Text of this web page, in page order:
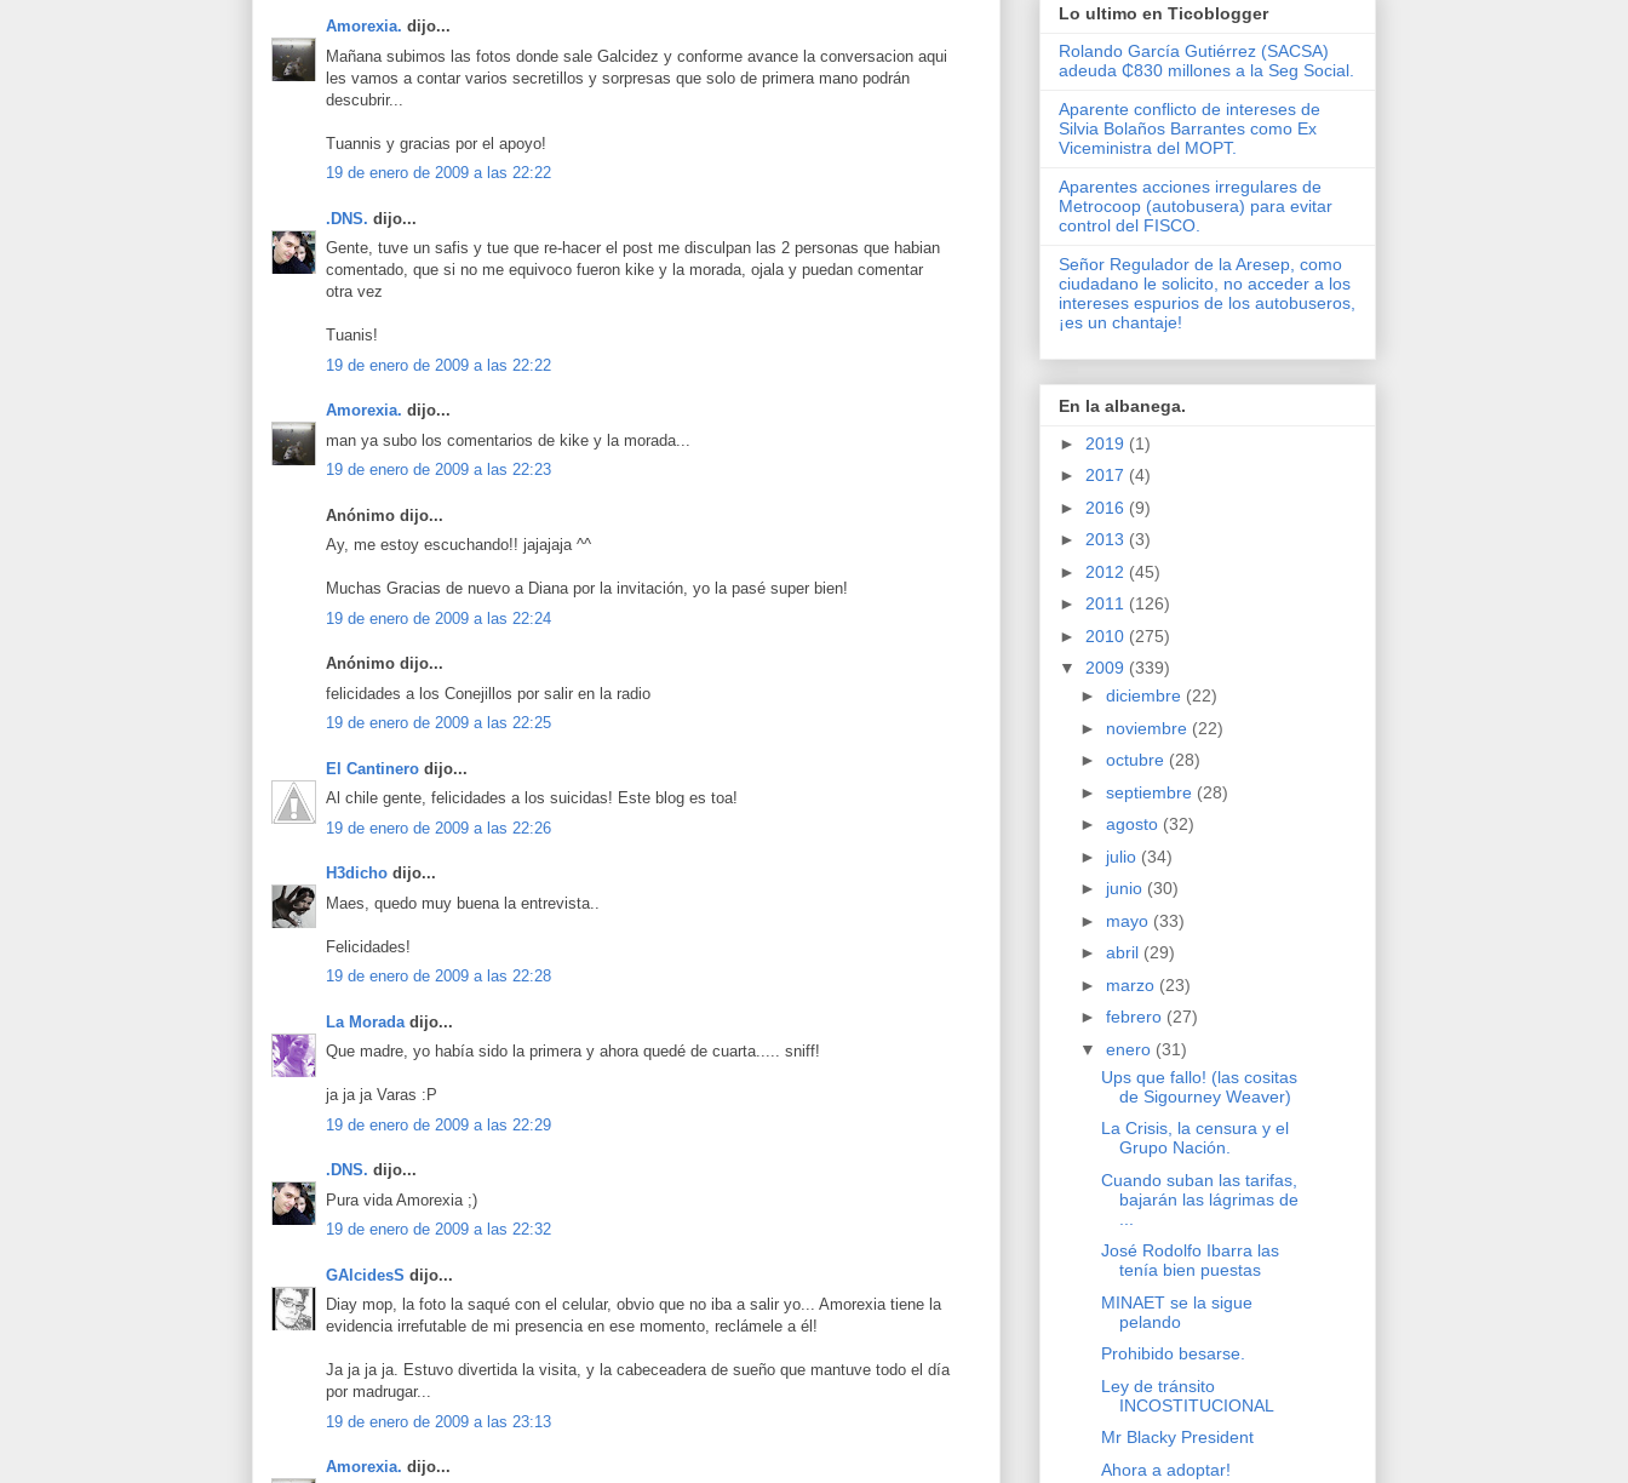
Amorexia. dijo...
Mañana subimos las fotos donde sale Galcidez y conforme avance la conversacion aqui
les vamos a contar varios secretillos y sorpresas que solo de primera mano podrán
descubrir...
Tuannis y gracias por el apoyo!
19 de enero de 2009 a las 22:22
.DNS. dijo...
Gente, tuve un safis y tue que re-hacer el post me disculpan las 2 personas que habian
comentado, que si no me equivoco fueron kike y la morada, ojala y puedan comentar
otra vez
Tuanis!
19 de enero de 2009 a las 22:22
Amorexia. dijo...
man ya subo los comentarios de kike y la morada...
19 de enero de 2009 a las 22:23
Anónimo dijo...
Ay, me estoy escuchando!! jajajaja ^^
Muchas Gracias de nuevo a Diana por la invitación, yo la pasé super bien!
19 de enero de 2009 a las 22:24
Anónimo dijo...
felicidades a los Conejillos por salir en la radio
19 de enero de 2009 a las 22:25
El Cantinero dijo...
Al chile gente, felicidades a los suicidas! Este blog es toa!
19 de enero de 2009 a las 22:26
H3dicho dijo...
Maes, quedo muy buena la entrevista..
Felicidades!
19 de enero de 2009 a las 22:28
La Morada dijo...
Que madre, yo había sido la primera y ahora quedé de cuarta..... sniff!
ja ja ja Varas :P
19 de enero de 2009 a las 22:29
.DNS. dijo...
Pura vida Amorexia ;)
19 de enero de 2009 a las 22:32
GAlcidesS dijo...
Diay mop, la foto la saqué con el celular, obvio que no iba a salir yo... Amorexia tiene la
evidencia irrefutable de mi presencia en ese momento, reclámele a él!
Ja ja ja ja. Estuvo divertida la visita, y la cabeceadera de sueño que mantuve todo el día
por madrugar...
19 de enero de 2009 a las 23:13
Amorexia. dijo...
Lo ultimo en Ticoblogger
Rolando García Gutiérrez (SACSA)
adeuda ₵830 millones a la Seg Social.
Aparente conflicto de intereses de
Silvia Bolaños Barrantes como Ex
Viceministra del MOPT.
Aparentes acciones irregulares de
Metrocoop (autobusera) para evitar
control del FISCO.
Señor Regulador de la Aresep, como
ciudadano le solicito, no acceder a los
intereses espurios de los autobuseros,
¡es un chantaje!
En la albanega.
► 2019 (1)
► 2017 (4)
► 2016 (9)
► 2013 (3)
► 2012 (45)
► 2011 (126)
► 2010 (275)
▼ 2009 (339)
► diciembre (22)
► noviembre (22)
► octubre (28)
► septiembre (28)
► agosto (32)
► julio (34)
► junio (30)
► mayo (33)
► abril (29)
► marzo (23)
► febrero (27)
▼ enero (31)
Ups que fallo! (las cositas
de Sigourney Weaver)
La Crisis, la censura y el
Grupo Nación.
Cuando suban las tarifas,
bajarán las lágrimas de
José Rodolfo Ibarra las
tenía bien puestas
MINAET se la sigue
pelando
Prohibido besarse.
Ley de tránsito
INCOSTITUCIONAL
Mr Blacky President
Ahora a adoptar!